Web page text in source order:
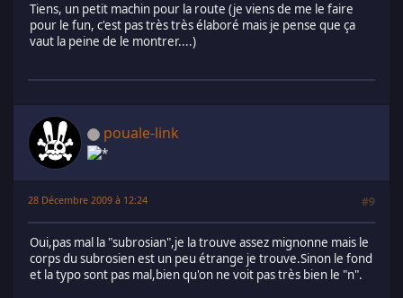
Tiens, un petit machin pour la route (je viens de me le faire
pour le fun, c'est pas très très élaboré mais je pense que ça
vaut la peine de le montrer....)
pouale-link
28 Décembre 2009 à 12:24 #9
Oui,pas mal la "subrosian",je la trouve assez mignonne mais le
corps du subrosien est un peu étrange je trouve.Sinon le fond
et la typo sont pas mal,bien qu'on ne voit pas très bien le "n".